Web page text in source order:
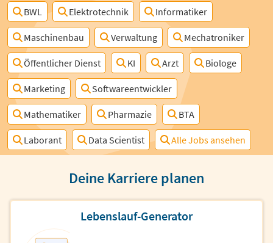
BWL Elektrotechnik Informatiker
Maschinenbau Verwaltung Mechatroniker
Öffentlicher Dienst KI Arzt Biologe
Marketing Softwareentwickler
Mathematiker Pharmazie BTA
Laborant Data Scientist Alle Jobs ansehen
Deine Karriere planen
Lebenslauf-Generator